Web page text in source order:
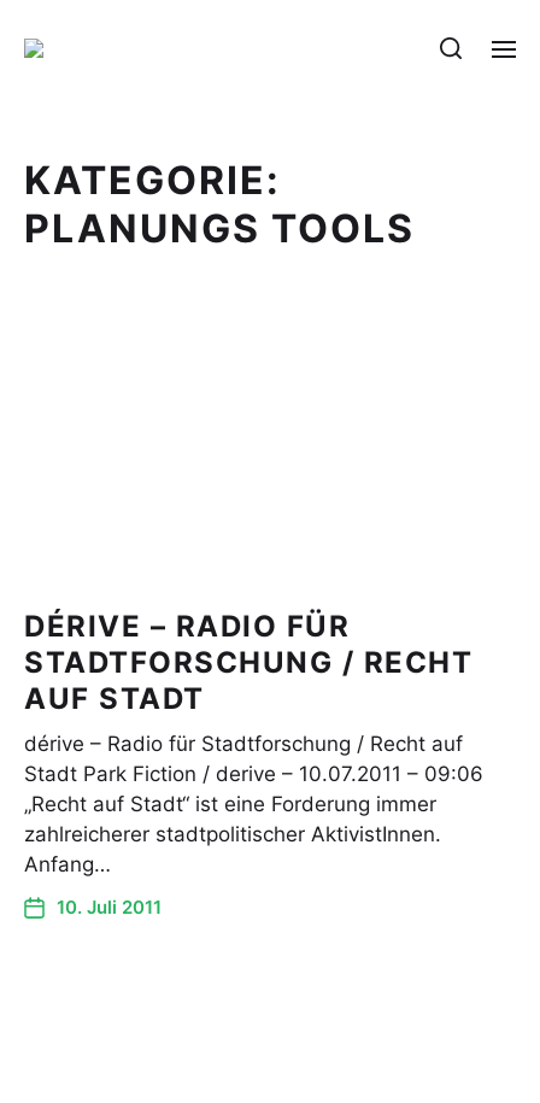
KATEGORIE:
PLANUNGS TOOLS
DÉRIVE – RADIO FÜR
STADTFORSCHUNG / RECHT
AUF STADT
dérive – Radio für Stadtforschung / Recht auf
Stadt Park Fiction / derive – 10.07.2011 – 09:06
„Recht auf Stadt“ ist eine Forderung immer
zahlreicherer stadtpolitischer AktivistInnen.
Anfang…
10. Juli 2011